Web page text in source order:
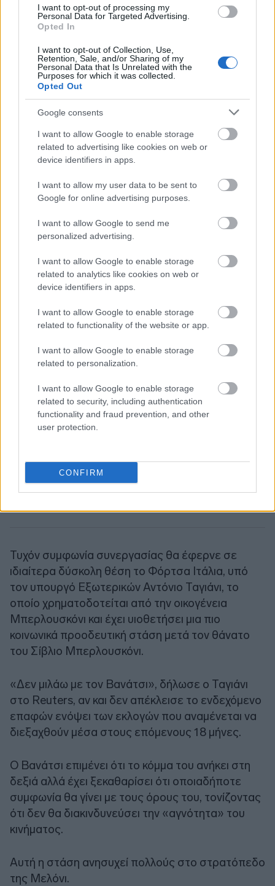
I want to opt-out of processing my
Personal Data for Targeted Advertising.
Opted In
I want to opt-out of Collection, Use,
Retention, Sale, and/or Sharing of my
Personal Data that Is Unrelated with the
Purposes for which it was collected.
Opted Out
Google consents
I want to allow Google to enable storage
related to advertising like cookies on web or
device identifiers in apps.
I want to allow my user data to be sent to
Google for online advertising purposes.
I want to allow Google to send me
personalized advertising.
I want to allow Google to enable storage
related to analytics like cookies on web or
device identifiers in apps.
I want to allow Google to enable storage
related to functionality of the website or app.
I want to allow Google to enable storage
related to personalization.
I want to allow Google to enable storage
related to security, including authentication
functionality and fraud prevention, and other
user protection.
CONFIRM
Κανένα από τα κόμματα του κυβερνητικού
συνασπισμού δεν έχει αφήσει να εννοηθεί ότι
επιδιώκει να συνασπιστεί με τον Βανάτσι, ο
οποίος έχει συνταχθεί στο Ευρωπαϊκό
Κοινοβούλιο με πολιτικές ομάδες στις οποίες
συμμετέχει το ακροδεξιό κόμμα Εναλλακτική για
τη Γερμανία (AfD), στο οποίο έχουν γυρίσει την
πλάτη τα παραδοσιακά κόμματα.
Τυχόν συμφωνία συνεργασίας θα έφερνε σε
ιδιαίτερα δύσκολη θέση το Φόρτσα Ιτάλια, υπό
τον υπουργό Εξωτερικών Αντόνιο Ταγιάνι, το
οποίο χρηματοδοτείται από την οικογένεια
Μπερλουσκόνι και έχει υιοθετήσει μια πιο
κοινωνικά προοδευτική στάση μετά τον θάνατο
του Σίβλιο Μπερλουσκόνι.
«Δεν μιλάω με τον Βανάτσι», δήλωσε ο Ταγιάνι
στο Reuters, αν και δεν απέκλεισε το ενδεχόμενο
επαφών ενόψει των εκλογών που αναμένεται να
διεξαχθούν μέσα στους επόμενους 18 μήνες.
Ο Βανάτσι επιμένει ότι το κόμμα του ανήκει στη
δεξιά αλλά έχει ξεκαθαρίσει ότι οποιαδήποτε
συμφωνία θα γίνει με τους όρους του, τονίζοντας
ότι δεν θα διακινδυνεύσει την «αγνότητα» του
κινήματος.
Αυτή η στάση ανησυχεί πολλούς στο στρατόπεδο
της Μελόνι.